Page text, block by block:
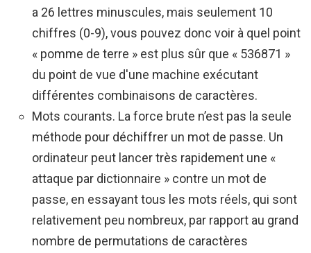
a 26 lettres minuscules, mais seulement 10
chiffres (0-9), vous pouvez donc voir à quel point
« pomme de terre » est plus sûr que « 536871 »
du point de vue d'une machine exécutant
différentes combinaisons de caractères.
Mots courants. La force brute n’est pas la seule
méthode pour déchiffrer un mot de passe. Un
ordinateur peut lancer très rapidement une «
attaque par dictionnaire » contre un mot de
passe, en essayant tous les mots réels, qui sont
relativement peu nombreux, par rapport au grand
nombre de permutations de caractères